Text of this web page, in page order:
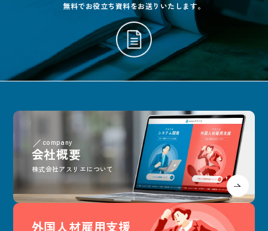
無料でお役立ち資料をお送りいたします。
company
会社概要
株式会社アスリエについて
外国人材雇用支援